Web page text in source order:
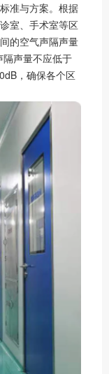
准与方案。根据
室、手术室等区
的空气声隔声量
声量不应低于
，确保各个区